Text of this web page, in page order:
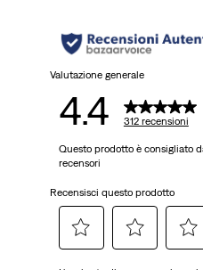
recensioni
Valutazione generale
4.4 312 recensioni
Questo prodotto è consigliato
recensori
Recensisci questo prodotto